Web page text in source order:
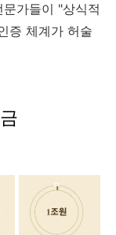
가들이 "상식적
증 체계가 허술